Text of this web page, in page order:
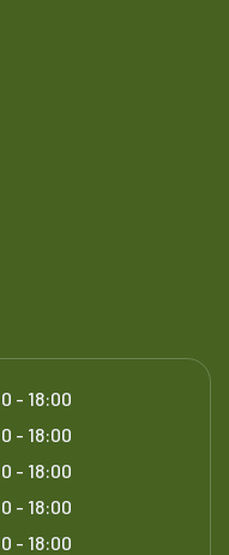
- 18:00
- 18:00
- 18:00
- 18:00
- 18:00